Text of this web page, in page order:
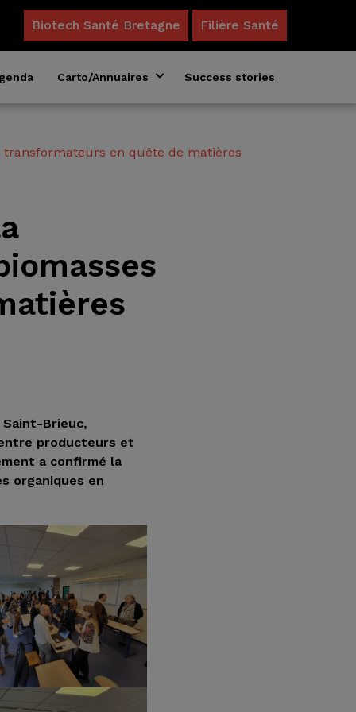
Biotech Santé Bretagne Filière Santé
Carto/Annuaires Success stories
transformateurs en quête de matières
Saint-Brieuc,
producteurs et
a confirmé la
organiques en